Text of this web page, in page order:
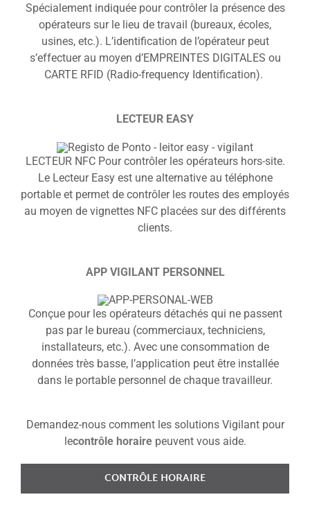
Spécialement indiquée pour contrôler la présence des
opérateurs sur le lieu de travail (bureaux, écoles,
usines, etc.). L’identification de l’opérateur peut
s’effectuer au moyen d’EMPREINTES DIGITALES ou
CARTE RFID (Radio-frequency Identification).
LECTEUR EASY
LECTEUR NFC Pour contrôler les opérateurs hors-site.
Le Lecteur Easy est une alternative au téléphone
portable et permet de contrôler les routes des employés
au moyen de vignettes NFC placées sur des différents
clients.
APP VIGILANT PERSONNEL
Conçue pour les opérateurs détachés qui ne passent
pas par le bureau (commerciaux, techniciens,
installateurs, etc.). Avec une consommation de
données très basse, l’application peut être installée
dans le portable personnel de chaque travailleur.
Demandez-nous comment les solutions Vigilant pour
lecontrôle horaire peuvent vous aide.
CONTRÔLE HORAIRE